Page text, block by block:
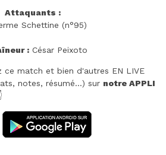
Attaquants :
Schettine (n°95)
: César Peixoto
match et bien d'autres EN LIVE
notes, résumé...) sur notre APPLI